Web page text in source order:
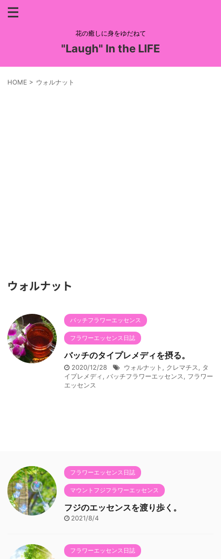
花の癒しに身をゆだねて
"Laugh" In the LIFE
HOME > ウォルナット
ウォルナット
バッチフラワーエッセンス
フラワーエッセンス日誌
バッチのタイプレメディを摂る。
2020/12/28 ウォルナット , クレマチス, タ
イプレメディ, バッチフラワーエッセンス, フラワー
エッセンス
フラワーエッセンス日誌
マウントフジフラワーエッセンス
フジのエッセンスを渡り歩く。
2021/8/4
フラワーエッセンス日誌